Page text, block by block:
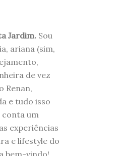
Jardim. Sou
ariana (sim,
de vez
Renan,
e tudo isso
conta um
experiências
e lifestyle do
bem-vindo!